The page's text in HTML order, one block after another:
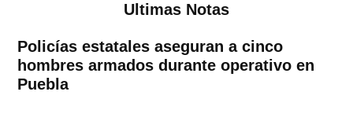
Ultimas Notas
Policías estatales aseguran a cinco
hombres armados durante operativo en
Puebla